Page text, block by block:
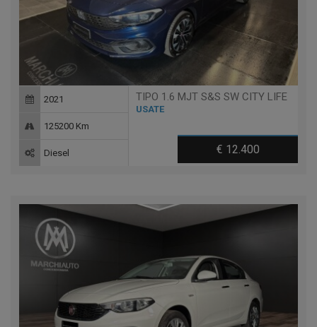
TIPO 1.6 MJT S&S SW CITY LIFE
USATE
€ 12.400
2021
125200 Km
Diesel